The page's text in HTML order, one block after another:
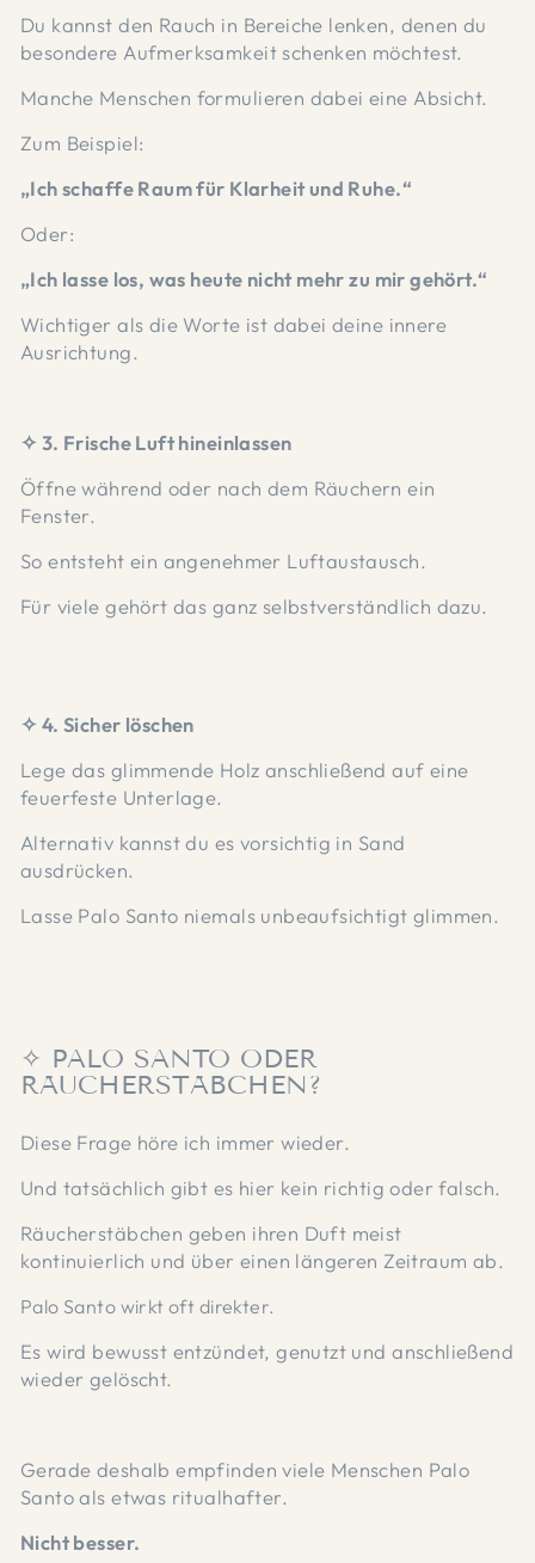
Du kannst den Rauch in Bereiche lenken, denen du
besondere Aufmerksamkeit schenken möchtest.
Manche Menschen formulieren dabei eine Absicht.
Zum Beispiel:
„Ich schaffe Raum für Klarheit und Ruhe.“
Oder:
„Ich lasse los, was heute nicht mehr zu mir gehört.“
Wichtiger als die Worte ist dabei deine innere
Ausrichtung.
✧ 3. Frische Luft hineinlassen
Öffne während oder nach dem Räuchern ein
Fenster.
So entsteht ein angenehmer Luftaustausch.
Für viele gehört das ganz selbstverständlich dazu.
✧ 4. Sicher löschen
Lege das glimmende Holz anschließend auf eine
feuerfeste Unterlage.
Alternativ kannst du es vorsichtig in Sand
ausdrücken.
Lasse Palo Santo niemals unbeaufsichtigt glimmen.
✧ PALO SANTO ODER
RÄUCHERSTÄBCHEN?
Diese Frage höre ich immer wieder.
Und tatsächlich gibt es hier kein richtig oder falsch.
Räucherstäbchen geben ihren Duft meist
kontinuierlich und über einen längeren Zeitraum ab.
Palo Santo wirkt oft direkter.
Es wird bewusst entzündet, genutzt und anschließend
wieder gelöscht.
Gerade deshalb empfinden viele Menschen Palo
Santo als etwas ritualhafter.
Nicht besser.